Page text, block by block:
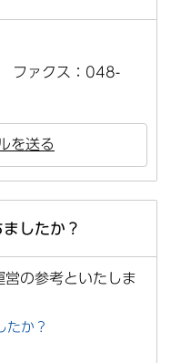
ファクス：048-
を送る
したか？
の参考といたしま
たか？